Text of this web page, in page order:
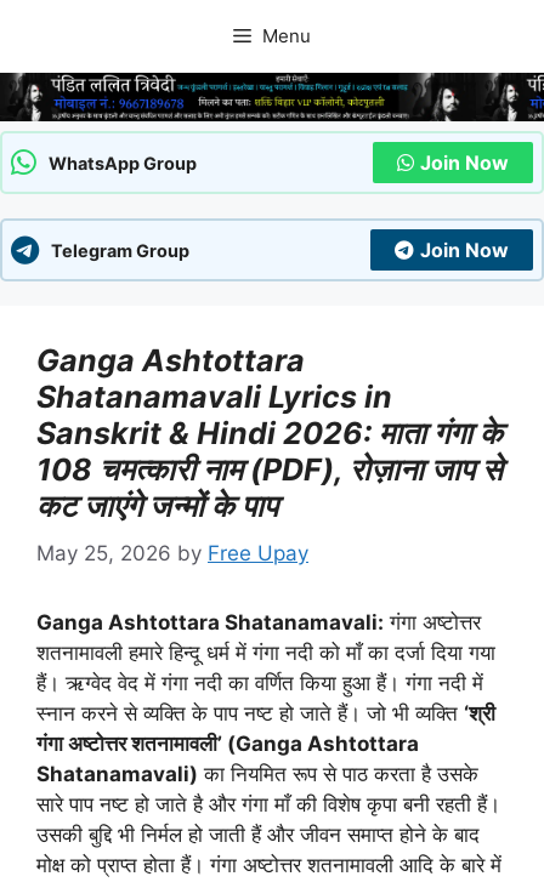
content
Menu
WhatsApp Group Join Now
Telegram Group Join Now
Ganga Ashtottara
Shatanamavali Lyrics in
Sanskrit & Hindi 2026: माता गंगा के
108 चमत्कारी नाम (PDF), रोज़ाना जाप से
कट जाएंगे जन्मों के पाप
May 25, 2026 by Free Upay
Ganga Ashtottara Shatanamavali: गंगा अष्टोत्तर
शतनामावली हमारे हिन्दू धर्म में गंगा नदी को माँ का दर्जा दिया गया
हैं। ऋग्वेद वेद में गंगा नदी का वर्णित किया हुआ हैं। गंगा नदी में
स्नान करने से व्यक्ति के पाप नष्ट हो जाते हैं। जो भी व्यक्ति ‘श्री
गंगा अष्टोत्तर शतनामावली’ (Ganga Ashtottara
Shatanamavali) का नियमित रूप से पाठ करता है उसके
सारे पाप नष्ट हो जाते है और गंगा माँ की विशेष कृपा बनी रहती हैं।
उसकी बुद्दि भी निर्मल हो जाती हैं और जीवन समाप्त होने के बाद
मोक्ष को प्राप्त होता हैं। गंगा अष्टोत्तर शतनामावली आदि के बारे में